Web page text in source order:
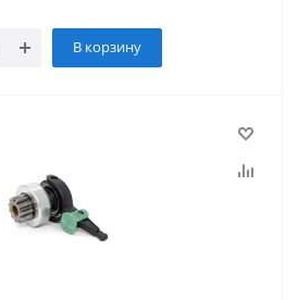
В корзину